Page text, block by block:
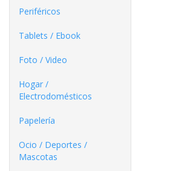
Periféricos
Tablets / Ebook
Foto / Video
Hogar /
Electrodomésticos
Papelería
Ocio / Deportes /
Mascotas